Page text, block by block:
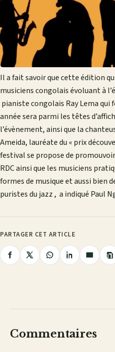
Il a fait savoir que cette édition
musiciens congolais évoluant à
pianiste congolais Ray Lema qui
année sera parmi les têtes
l’évènement, ainsi que la
Ameida, lauréate du « prix
festival se propose de
RDC ainsi que les musiciens
formes de musique et aussi bien
puristes du jazz , a indiqué Paul
PARTAGER CET ARTICLE
PartagerPartagerPartagerPartager
le
Commentaires